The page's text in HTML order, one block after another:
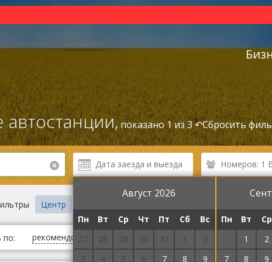
показано 1 из 3 ↶Сбросить
Август 2026
Пн Вт Ср Чт Пт Сб
Вс
27
28 29 30 31 1
2
3
4 5 6 7 8
9
Пн Вт
Ср
1
2
7
8
9
Номеров: 1
Центр
по: рекомендованные сначала дешевые сначала